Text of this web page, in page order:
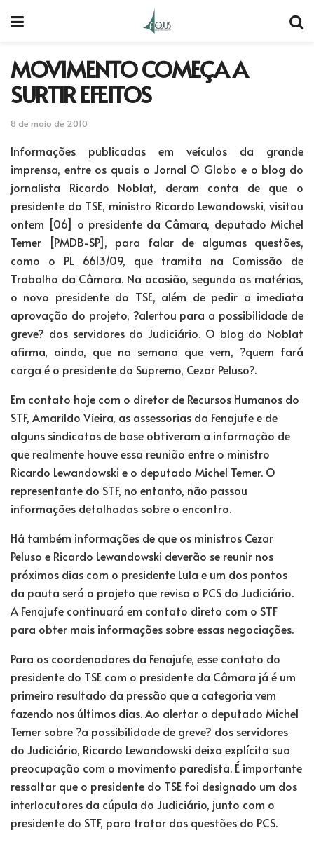
MOVIMENTO COMEÇA A
SURTIR EFEITOS
8 de maio de 2010
Informações publicadas em veículos da grande
imprensa, entre os quais o Jornal O Globo e o blog do
jornalista Ricardo Noblat, deram conta de que o
presidente do TSE, ministro Ricardo Lewandowski, visitou
ontem [06] o presidente da Câmara, deputado Michel
Temer [PMDB-SP], para falar de algumas questões,
como o PL 6613/09, que tramita na Comissão de
Trabalho da Câmara. Na ocasião, segundo as matérias,
o novo presidente do TSE, além de pedir a imediata
aprovação do projeto, ?alertou para a possibilidade de
greve? dos servidores do Judiciário. O blog do Noblat
afirma, ainda, que na semana que vem, ?quem fará
carga é o presidente do Supremo, Cezar Peluso?.
Em contato hoje com o diretor de Recursos Humanos do
STF, Amarildo Vieira, as assessorias da Fenajufe e de
alguns sindicatos de base obtiveram a informação de
que realmente houve essa reunião entre o ministro
Ricardo Lewandowski e o deputado Michel Temer. O
representante do STF, no entanto, não passou
informações detalhadas sobre o encontro.
Há também informações de que os ministros Cezar
Peluso e Ricardo Lewandowski deverão se reunir nos
próximos dias com o presidente Lula e um dos pontos
da pauta será o projeto que revisa o PCS do Judiciário.
A Fenajufe continuará em contato direto com o STF
para obter mais informações sobre essas negociações.
Para os coordenadores da Fenajufe, esse contato do
presidente do TSE com o presidente da Câmara já é um
primeiro resultado da pressão que a categoria vem
fazendo nos últimos dias. Ao alertar o deputado Michel
Temer sobre ?a possibilidade de greve? dos servidores
do Judiciário, Ricardo Lewandowski deixa explícita sua
preocupação com o movimento paredista. É importante
ressaltar que o presidente do TSE foi designado um dos
interlocutores da cúpula do Judiciário, junto com o
presidente do STF, para tratar das questões do PCS.